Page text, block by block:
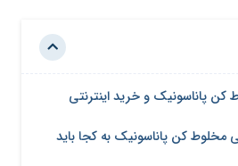
پاناسونیک و خرید اینترنتی
مخلوط کن پاناسونیک به کجا باید